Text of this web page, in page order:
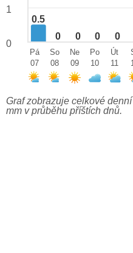
0.5
0 0 0 0
1
0
Pá
07
So
08
Ne
09
Po
10
Út
11
Graf zobrazuje celkové
mm v průběhu příštích dnů.